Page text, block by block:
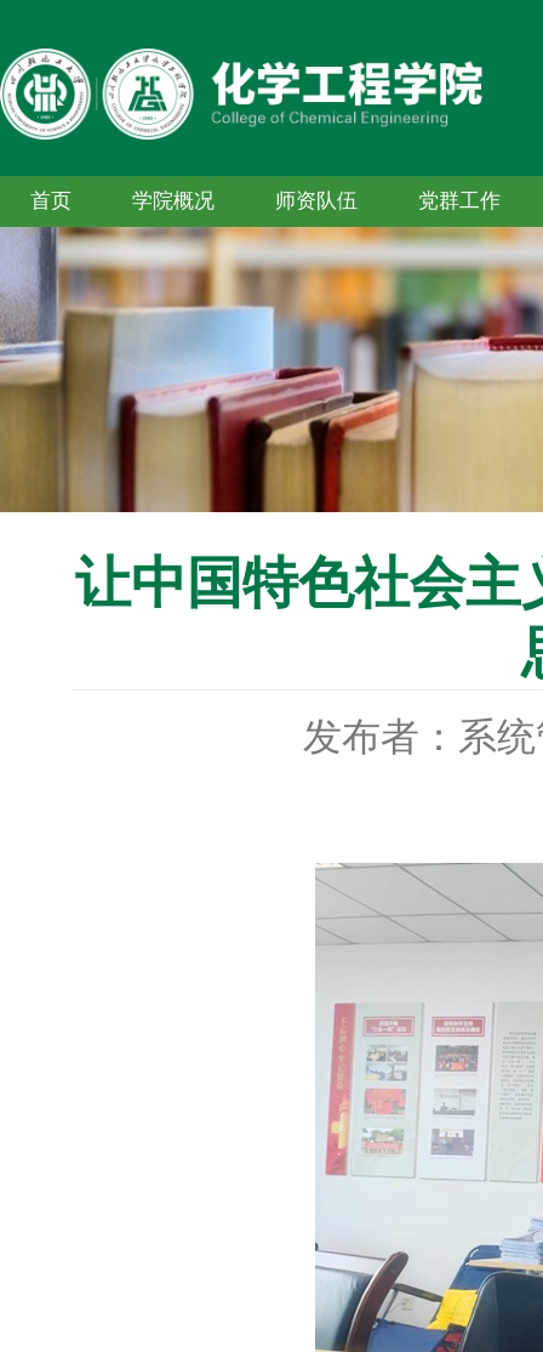
首页 学院概况 师资队伍 党群工作
让中国特色社会
发布者：系